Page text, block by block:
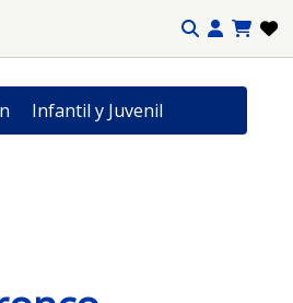
Infantil y Juvenil